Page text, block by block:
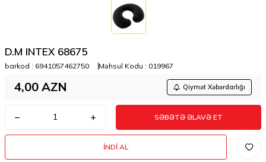
D.M INTEX 68675
barkod : 6941057462750 Məhsul Kodu : 019967
4,00 AZN Qiymət Xəbərdarlığı
SƏBƏTƏ ƏLAVƏ ET
İNDI AL